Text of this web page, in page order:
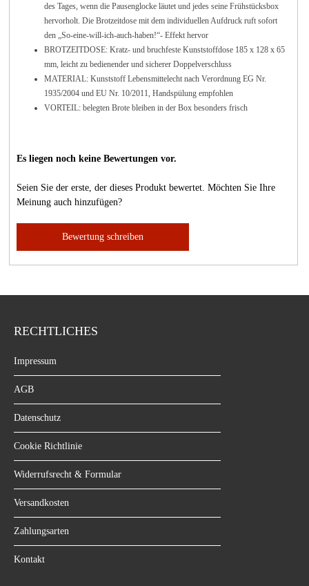
des Tages, wenn die Pausenglocke läutet und jedes seine Frühstücksbox
hervorholt. Die Brotzeitdose mit dem individuellen Aufdruck ruft sofort
den „So-eine-will-ich-auch-haben!“- Effekt hervor
BROTZEITDOSE: Kratz- und bruchfeste Kunststoffdose 185 x 128 x 65
mm, leicht zu bedienender und sicherer Doppelverschluss
MATERIAL: Kunststoff Lebensmittelecht nach Verordnung EG Nr.
1935/2004 und EU Nr. 10/2011, Handspülung empfohlen
VORTEIL: belegten Brote bleiben in der Box besonders frisch
Es liegen noch keine Bewertungen vor.
Seien Sie der erste, der dieses Produkt bewertet. Möchten Sie Ihre
Meinung auch hinzufügen?
Bewertung schreiben
RECHTLICHES
Impressum
AGB
Datenschutz
Cookie Richtlinie
Widerrufsrecht & Formular
Versandkosten
Zahlungsarten
Kontakt